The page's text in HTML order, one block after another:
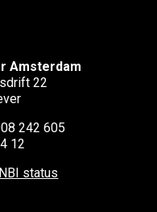
Amsterdam
22
242 605
12
status